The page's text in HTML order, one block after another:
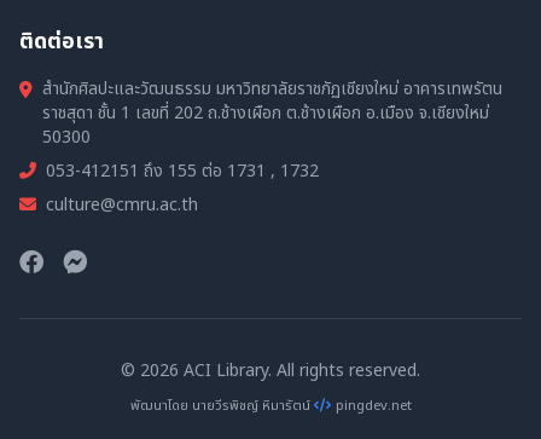
ติดต่อเรา
สำนักศิลปะและวัฒนธรรม มหาวิทยาลัยราชภัฏเชียงใหม่ อาคารเทพรัตน
ราชสุดา ชั้น 1 เลขที่ 202 ถ.ช้างเผือก ต.ช้างเผือก อ.เมือง จ.เชียงใหม่
50300
053-412151 ถึง 155 ต่อ 1731 , 1732
culture@cmru.ac.th
© 2026 ACI Library. All rights reserved.
พัฒนาโดย นายวีรพิชญ์ หิมารัตน์ pingdev.net